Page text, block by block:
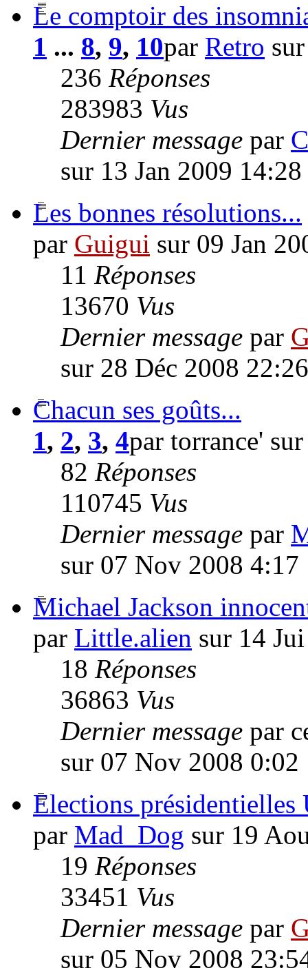
Le comptoir des
1 ... 8, 9, 10par Retro
236 Réponses
283983 Vus
Dernier message par
sur 13 Jan 2009 14:28
Les bonnes résolutions...
par Guigui sur 09 Jan
11 Réponses
13670 Vus
Dernier message par
sur 28 Déc 2008 22:26
Chacun ses goûts...
1, 2, 3, 4par torrance'
82 Réponses
110745 Vus
Dernier message par
sur 07 Nov 2008 4:17
Michael Jackson
par Little.alien sur 14
18 Réponses
36863 Vus
Dernier message par
sur 07 Nov 2008 0:02
Elections présidentielles
par Mad_Dog sur 19
19 Réponses
33451 Vus
Dernier message par
sur 05 Nov 2008